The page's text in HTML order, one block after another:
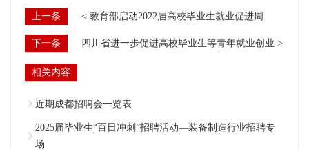
上一条 < 教育部启动2022届高校毕业生就业促进周
下一条 四川省进一步促进高校毕业生等青年就业创业 >
相关内容
近期成都招聘会一览表
2025届毕业生“百日冲刺”招聘活动—装备制造行业招聘专
场